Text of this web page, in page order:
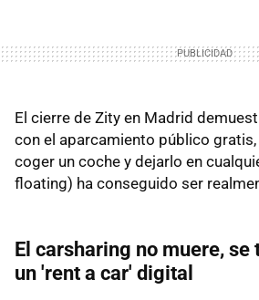
El cierre de Zity en Madrid
con el aparcamiento público
coger un coche y dejarlo en
floating) ha conseguido ser
El carsharing no muere,
un 'rent a car' digital